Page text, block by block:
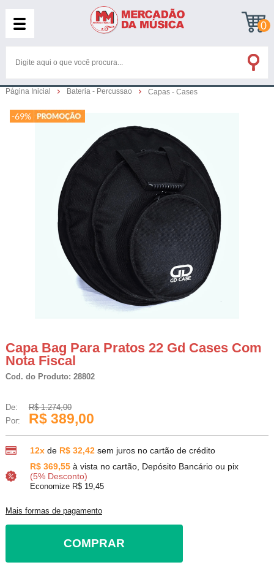
0
Página Inicial Bateria - Percussao Capas - Cases
-69%
Capa Bag Para Pratos 22 Gd Cases Com
Nota Fiscal
Cod. do Produto: 28802
De:
R$ 1.274,00
Por:
R$ 389,00
12xde R$ 32,42 sem juros no cartão de crédito
R$ 369,55 à vista no cartão, Depósito Bancário ou pix
(5% Desconto)
Economize R$ 19,45
Mais formas de pagamento
COMPRAR